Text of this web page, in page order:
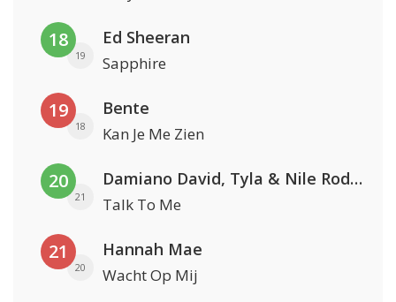
18
19
Ed Sheeran
Sapphire
19
18
Bente
Kan Je Me Zien
20
21
Damiano David, Tyla & Nile Rodgers
Talk To Me
21
20
Hannah Mae
Wacht Op Mij